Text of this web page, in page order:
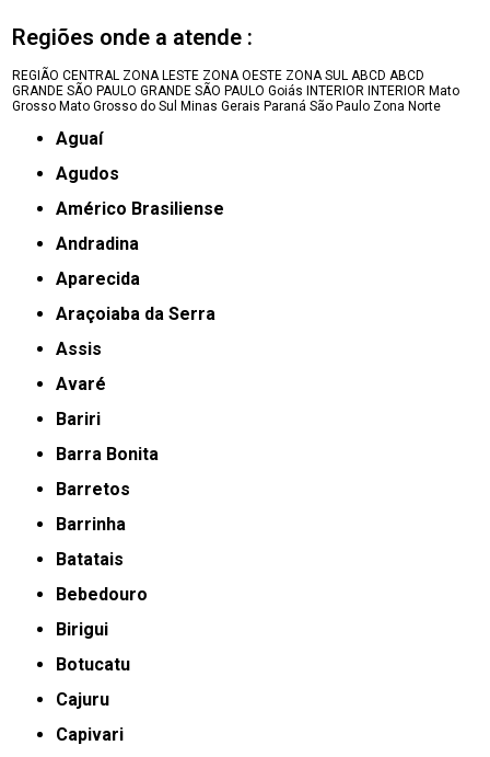
Regiões onde a atende :
REGIÃO CENTRAL ZONA LESTE ZONA OESTE ZONA SUL ABCD ABCD
GRANDE SÃO PAULO GRANDE SÃO PAULO Goiás INTERIOR INTERIOR Mato
Grosso Mato Grosso do Sul Minas Gerais Paraná São Paulo Zona Norte
Aguaí
Agudos
Américo Brasiliense
Andradina
Aparecida
Araçoiaba da Serra
Assis
Avaré
Bariri
Barra Bonita
Barretos
Barrinha
Batatais
Bebedouro
Birigui
Botucatu
Cajuru
Capivari